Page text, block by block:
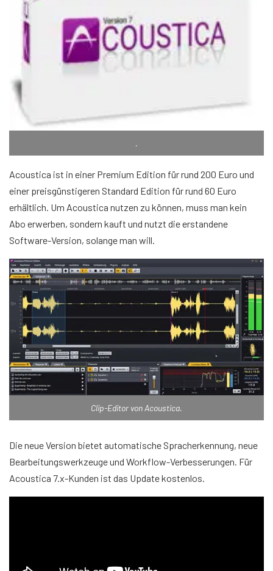
.
Acoustica ist in einer Premium Edition für rund 200 Euro und
einer preisgünstigeren Standard Edition für rund 60 Euro
erhältlich. Um Acoustica nutzen zu können, muss man kein
Abo erwerben, sondern kauft und nutzt die erstandene
Software-Version, solange man will.
Clip-Editor von Acoustica.
Die neue Version bietet automatische Spracherkennung, neue
Bearbeitungswerkzeuge und Workflow-Verbesserungen. Für
Acoustica 7.x-Kunden ist das Update kostenlos.